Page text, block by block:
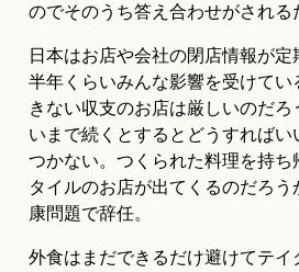
のでそのうち答え合わせがされる
日本はお店や会社の閉店情報が定
半年くらいみんな影響を受けて
きない収支のお店は厳しいのだろ
いまで続くとするとどうすれば
つかない。つくられた料理を持ち
タイルのお店が出てくるのだろ
康問題で辞任。
外食はまだできるだけ避けてテイ